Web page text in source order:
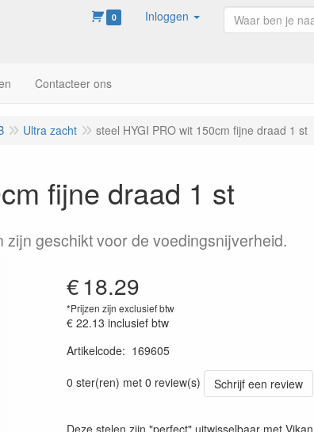
0 Inloggen
Contacteer ons
Ultra zacht steel HYGI PRO wit 150cm fijne draad 1 st
fijne draad 1 st
geschikt voor de voedingsnijverheid.
€18.29
*Prijzen zijn exclusief btw
€ 22.13 inclusief btw
Artikelcode: 169605
0 ster(ren) met 0 review(s)
Schrijf een review
Deze stelen zijn "perfect" uitwisselbaar met